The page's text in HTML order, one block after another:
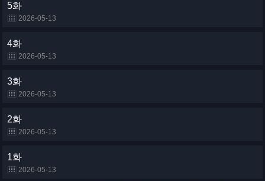
5화
2026-05-13
4화
2026-05-13
3화
2026-05-13
2화
2026-05-13
1화
2026-05-13